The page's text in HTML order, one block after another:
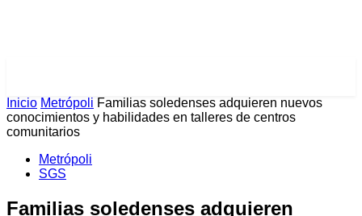
Inicio Metrópoli Familias soledenses adquieren nuevos
conocimientos y habilidades en talleres de centros
comunitarios
Metrópoli
SGS
Familias soledenses adquieren